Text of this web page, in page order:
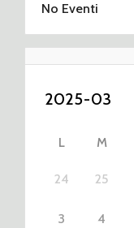
No Eventi
L M
24 25
3 4